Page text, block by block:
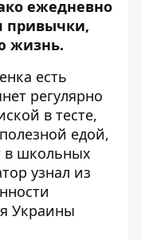
ежедневно
привычки,
жизнь.
есть
регулярно
в ​​тесте,
едой,
в школьных
узнал из
Украины